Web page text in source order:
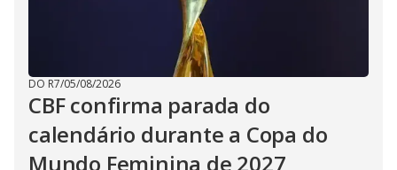
DO R7/05/08/2026
CBF confirma parada do
calendário durante a Copa do
Mundo Feminina de 2027